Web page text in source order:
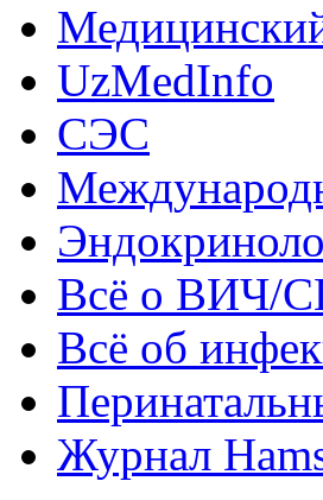
UzMedInfo
СЭС
Всё о ВИЧ/
Всё об
Журнал